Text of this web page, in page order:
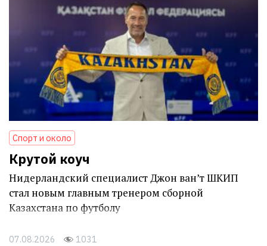
Спорт и около
Крутой коуч
Нидерландский специалист Джон ван’т ШКИП
стал новым главным тренером сборной
Казахстана по футболу
07.08.2026 1031